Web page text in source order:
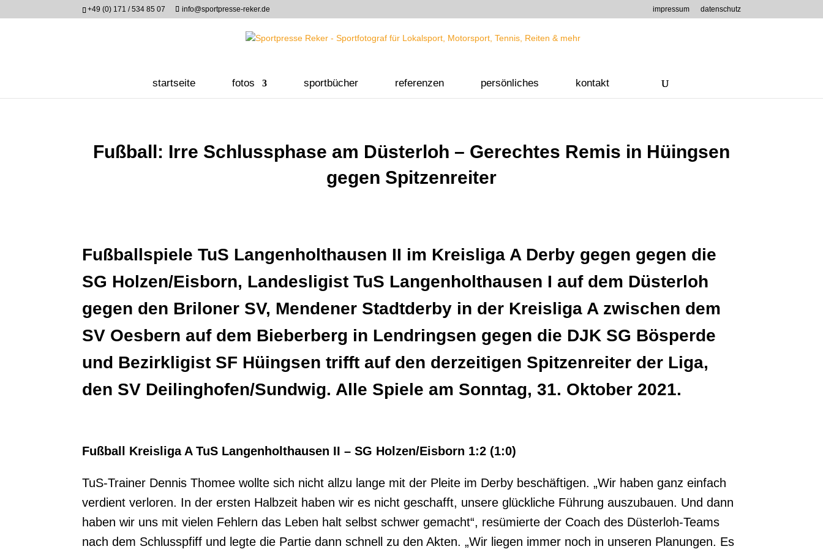
+49 (0) 171 / 534 85 07 info@sportpresse-reker.de impressum datenschutz
startseite fotos sportbücher referenzen persönliches kontakt
Fußball: Irre Schlussphase am Düsterloh – Gerechtes Remis in Hüingsen
gegen Spitzenreiter
Fußballspiele TuS Langenholthausen II im Kreisliga A Derby gegen gegen die
SG Holzen/Eisborn, Landesligist TuS Langenholthausen I auf dem Düsterloh
gegen den Briloner SV, Mendener Stadtderby in der Kreisliga A zwischen dem
SV Oesbern auf dem Bieberberg in Lendringsen gegen die DJK SG Bösperde
und Bezirkligist SF Hüingsen trifft auf den derzeitigen Spitzenreiter der Liga,
den SV Deilinghofen/Sundwig. Alle Spiele am Sonntag, 31. Oktober 2021.
Fußball Kreisliga A TuS Langenholthausen II – SG Holzen/Eisborn 1:2 (1:0)
TuS-Trainer Dennis Thomee wollte sich nicht allzu lange mit der Pleite im Derby beschäftigen. „Wir haben ganz einfach
verdient verloren. In der ersten Halbzeit haben wir es nicht geschafft, unsere glückliche Führung auszubauen. Und dann
haben wir uns mit vielen Fehlern das Leben halt selbst schwer gemacht“, resümierte der Coach des Düsterloh-Teams
nach dem Schlusspfiff und legte die Partie dann schnell zu den Akten. „Wir liegen immer noch in unseren Planungen. Es